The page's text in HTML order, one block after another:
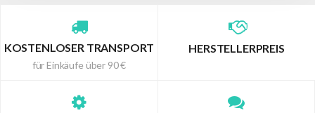
KOSTENLOSER TRANSPORT
für Einkäufe über 90 €
HERSTELLERPREIS